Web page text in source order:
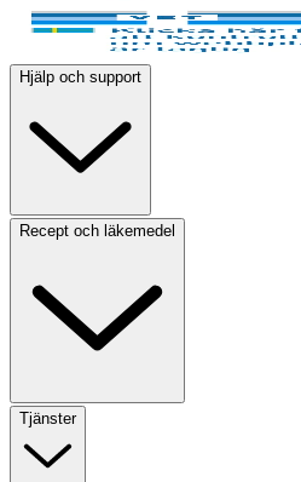
Hjälp och support
Recept och läkemedel
Tjänster